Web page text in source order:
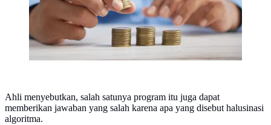
Ahli menyebutkan, salah satunya program itu juga dapat
memberikan jawaban yang salah karena apa yang disebut halusinasi
algoritma.